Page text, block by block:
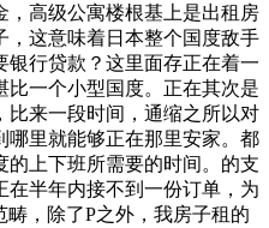
，高级公寓楼根基上是出租房
，这意味着日本整个国度敌手
行贷款？这里面存正在着一
一个小型国度。正在其次是
比来一段时间，通缩之所以对
哪里就能够正在那里安家。都
的上下班所需要的时间。的支
半年内接不到一份订单，为
，除了P之外，我房子租的